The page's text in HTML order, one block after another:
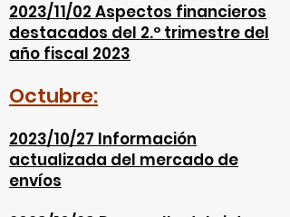
2023/11/02 Aspectos financieros
destacados del 2.º trimestre del
año fiscal 2023
Octubre:
2023/10/27 Información
actualizada del mercado de
envíos